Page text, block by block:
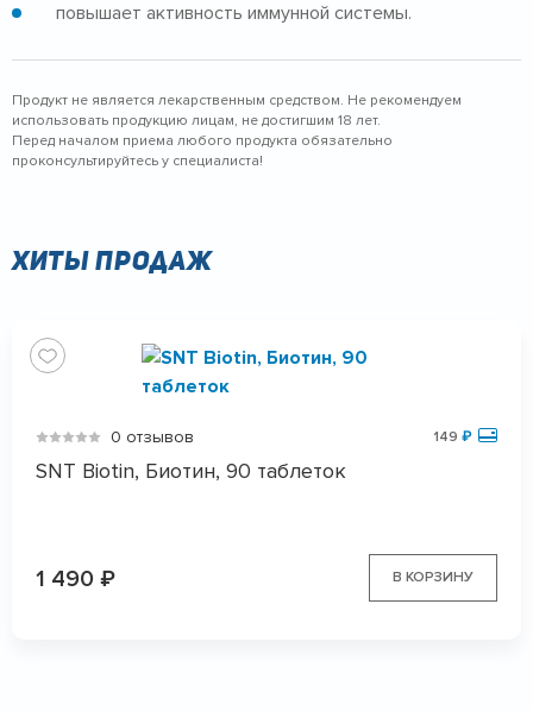
повышает активность иммунной системы.
Продукт не является лекарственным средством. Не рекомендуем
использовать продукцию лицам, не достигшим 18 лет.
Перед началом приема любого продукта обязательно
проконсультируйтесь у специалиста!
Хиты продаж
0 отзывов 149 ₽
SNT Biotin, Биотин, 90 таблеток
1 490 ₽ В КОРЗИНУ